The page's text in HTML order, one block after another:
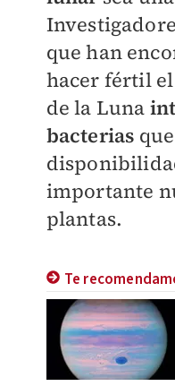
que han
hacer fértil el
de la Luna
bacterias
importante
plantas.
Te